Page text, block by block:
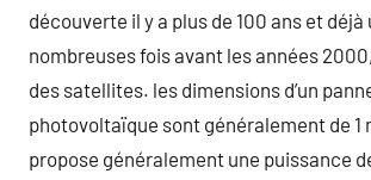
découverte il y a plus de 100 ans et déjà
nombreuses fois avant les années
des satellites. les dimensions d’un
photovoltaïque sont généralement de 1
propose généralement une puissance